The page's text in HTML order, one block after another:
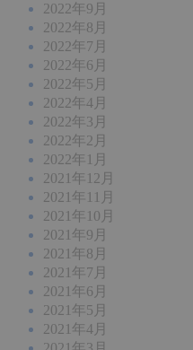
2022年9月
2022年8月
2022年7月
2022年6月
2022年5月
2022年4月
2022年3月
2022年2月
2022年1月
2021年12月
2021年11月
2021年10月
2021年9月
2021年8月
2021年7月
2021年6月
2021年5月
2021年4月